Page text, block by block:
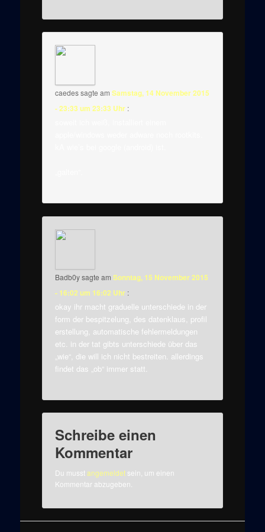
caedessagte am Samstag, 14 November 2015
- 23:33 um 23:33 Uhr :
Badb0ysagte am Sonntag, 15 November 2015
- 16:02 um 16:02 Uhr :
okay ihr macht graduelle unterschiede in der
form der bespitzelung, des datenklaus, profil
erstellung, automatische fehlermeldungen
etc. in der tat gibts unterschiede über das
„wie“, die will ich nicht bestreiten. allerdings
findet das „ob“ immer statt.
Schreibe einen
Kommentar
Du musstangemeldetsein, um einen
Kommentar abzugeben.